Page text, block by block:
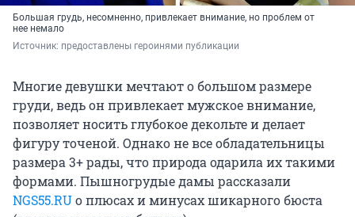
Большая грудь, несомненно, привлекает внимание, но проблем от
нее немало
Источник: предоставлены героинями публикации
Многие девушки мечтают о большом размере
груди, ведь он привлекает мужское внимание,
позволяет носить глубокое декольте и делает
фигуру точеной. Однако не все обладательницы
размера 3+ рады, что природа одарила их такими
формами. Пышногрудые дамы рассказали
NGS55.RUо плюсах и минусах шикарного бюста